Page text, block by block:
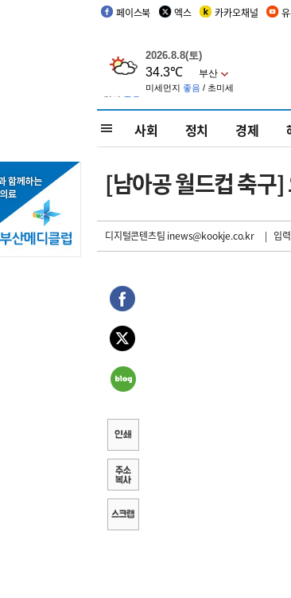
페이스북 엑스 카카오채널
사회 정치 경제
[남아공 월드컵 축구
디지털콘텐츠팀 inews@kookje.co.kr | 입